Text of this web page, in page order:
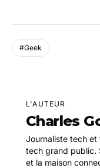
#Geek
L'AUTEUR
Charles
Journaliste tech
tech grand public.
et la maison